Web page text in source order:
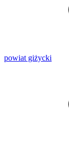
powiat giżycki